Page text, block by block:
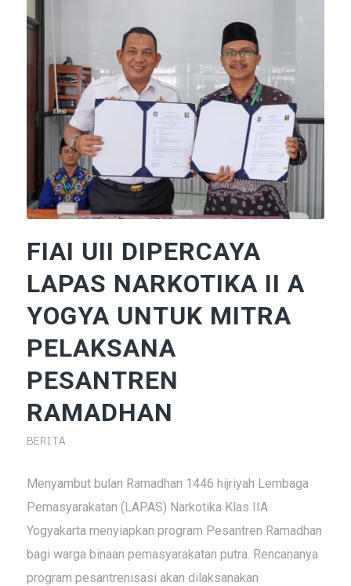
FIAI UII DIPERCAYA
LAPAS NARKOTIKA II A
YOGYA UNTUK MITRA
PELAKSANA
PESANTREN
RAMADHAN
BERITA
Menyambut bulan Ramadhan 1446 hijriyah Lembaga
Pemasyarakatan (LAPAS) Narkotika Klas IIA
Yogyakarta menyiapkan program Pesantren Ramadhan
bagi warga binaan pemasyarakatan putra. Rencananya
program pesantrenisasi akan dilaksanakan